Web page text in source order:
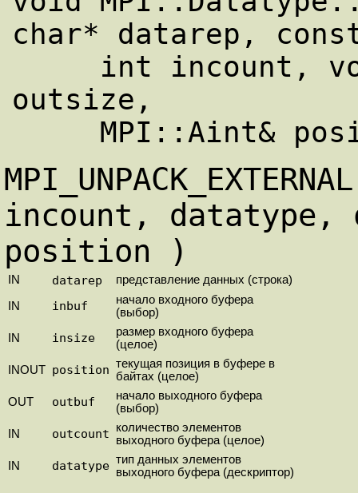
char* datarep,
outsize,
incount,
position )
IN datarep представление данных (строка)
IN inbuf
начало входного буфера
(выбор)
IN
insize
размер входного буфера
(целое)
INOUT position текущая позиция в буфере в
байтах (целое)
OUT
outbuf
начало выходного буфера
(выбор)
IN
outcount
количество элементов
выходного буфера (целое)
IN
datatype тип данных элементов
выходного буфера (дескриптор)